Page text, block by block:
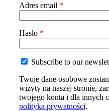
Adres email *
Hasło *
Subscribe to our
Twoje dane osobowe
wizyty na naszej stronie,
twojego konta i dla innych
polityka prywatności.